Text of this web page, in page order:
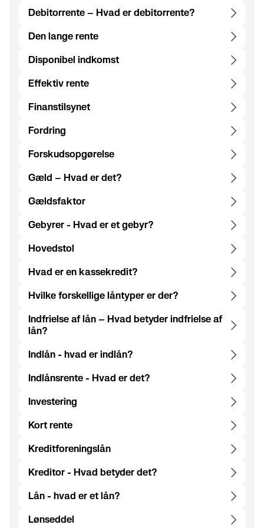
Debitorrente – Hvad er debitorrente?
Den lange rente
Disponibel indkomst
Effektiv rente
Finanstilsynet
Fordring
Forskudsopgørelse
Gæld – Hvad er det?
Gældsfaktor
Gebyrer - Hvad er et gebyr?
Hovedstol
Hvad er en kassekredit?
Hvilke forskellige låntyper er der?
Indfrielse af lån – Hvad betyder indfrielse af
lån?
Indlån - hvad er indlån?
Indlånsrente - Hvad er det?
Investering
Kort rente
Kreditforeningslån
Kreditor - Hvad betyder det?
Lån - hvad er et lån?
Lønseddel